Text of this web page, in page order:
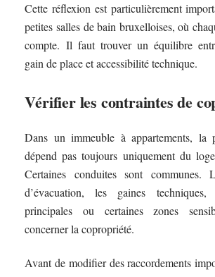
Cette réflexion est particulièrement
petites salles de bain bruxelloises, où
compte. Il faut trouver un équilibre
gain de place et accessibilité technique.
Vérifier les contraintes de
Dans un immeuble à appartements, la
dépend pas toujours uniquement du
Certaines conduites sont communes.
d’évacuation, les gaines
principales ou certaines zones
concerner la copropriété.
Avant de modifier des raccordements